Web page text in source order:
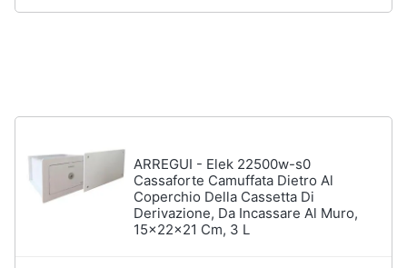
Salute
igiene
ARREGUI - Elek 22500w-s0
Cassaforte Camuffata Dietro Al
Coperchio Della Cassetta Di
Derivazione, Da Incassare Al Muro,
15x22x21 Cm, 3 L